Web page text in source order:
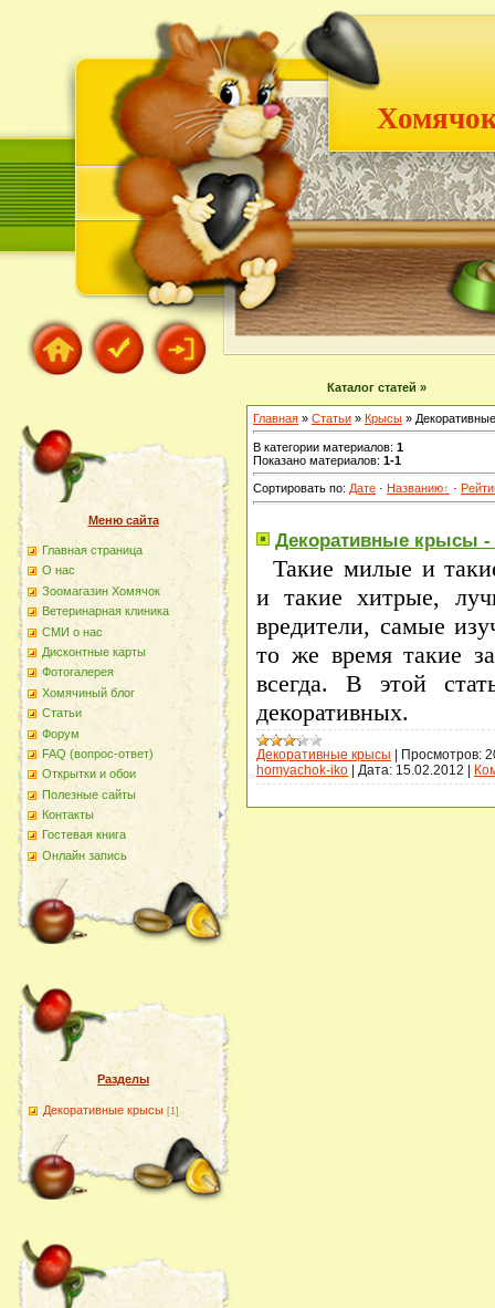
Каталог статей »
Меню сайта
Главная страница
О наc
Зоомагазин Хомячок
Ветеринарная клиника
СМИ о нас
Дисконтные карты
Фотогалерея
Хомячиный блог
Статьи
Форум
FAQ (вопрос-ответ)
Открытки и обои
Полезные сайты
Контакты
Гостевая книга
Онлайн запись
Разделы
Декоративные крысы [1]
Главная » Статьи » Крысы »
В категории материалов: 1
Показано материалов: 1-1
Сортировать по: Дате · Названию ·
Декоративные крысы -
Такие милые и
и такие хитрые,
вредители, самые
то же время такие
всегда. В этой
декоративных.
Декоративные крысы | Просмотров:
homyachok-iko | Дата: 15.02.2012 |